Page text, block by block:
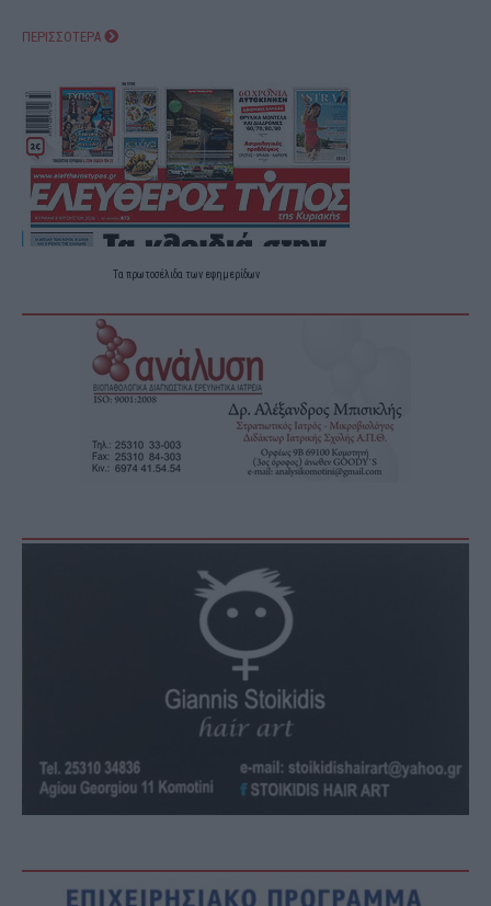
ΠΕΡΙΣΣΟΤΕΡΑ
Τα πρωτοσέλιδα των εφημερίδων